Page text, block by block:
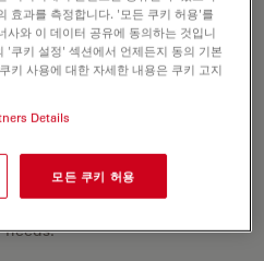
Objective Finder, compare
needs.
효과를 측정합니다. '모든 쿠키 허용'를
사와 이 데이터 공유에 동의하는 것입니
'쿠키 설정' 섹션에서 언제든지 동의 기본
키 사용에 대한 자세한 내용은 쿠키 고지
Details
모든 쿠키 허용